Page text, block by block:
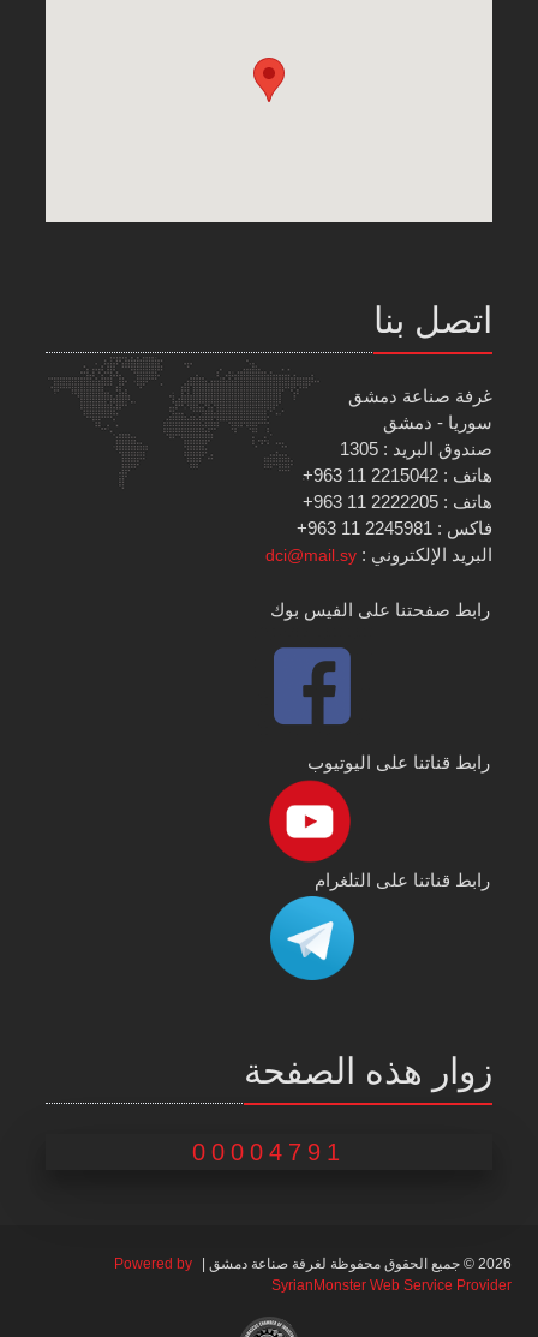
اتصل بنا
غرفة صناعة دمشق
سوريا - دمشق
صندوق البريد : 1305
هاتف : 2215042 11 963+
هاتف : 2222205 11 963+
فاكس : 2245981 11 963+
البريد الإلكتروني :dci@mail.sy
رابط صفحتنا على الفيس بوك
رابط قناتنا على اليوتيوب
رابط قناتنا على التلغرام
زوار هذه الصفحة
00004791
2026 © جميع الحقوق محفوظة لغرفة صناعة دمشق |
Powered by
SyrianMonster Web Service Provider